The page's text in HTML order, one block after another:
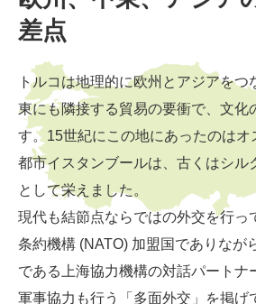
差点
トルコは地理的に欧州とアジアをつ
東にも隣接する貿易の要衝で、文化
す。15世紀にこの地にあったのはオ
都市イスタンブールは、古くはシル
として栄えました。
現代も結節点ならではの外交を行っ
条約機構 (NATO) 加盟国でありなが
である上海協力機構の対話パートナ
軍事協力も行う「多面外交」を掲げ